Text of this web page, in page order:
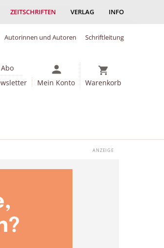
ZEITSCHRIFTEN VERLAG INFO
Autorinnen und Autoren Schriftleitung
Abo
Mein Konto Warenkorb